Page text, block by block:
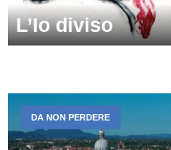
L’Io diviso
DA NON PERDERE